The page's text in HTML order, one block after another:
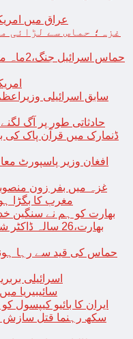
عراق میں
غزہ؛ حماس سے لڑائی
سابق اسرائیلی
حادثاتی طور پر آگ
ڈنمارک میں قرآن پاک کی
افغان وزیر پاسپورٹ
غزہ میں بفر زون
مغرب کا بگڑا
بھارت کو ہم نے سنگین
بھارت،26 سالہ
حماس کی قید سے رہا
اسرائیلی
سائیبیریا میں
ایران کا بائیو کیپسول
سکھ رہنما قتل سازش